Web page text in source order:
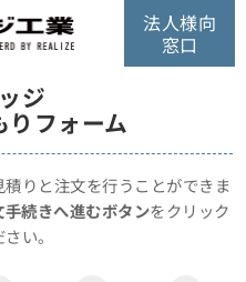
法人様向
窓口
ジ
りフォーム
りと注文を行うことができま
手続きへ進むボタンをクリック
い。